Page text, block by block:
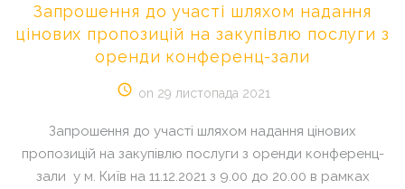
Запрошення до участі шляхом надання
цінових пропозицій на закупівлю послуги з
оренди конференц-зали
on 29 листопада 2021
Запрошення до участі шляхом надання цінових
пропозицій на закупівлю послуги з оренди конференц-
зали у м. Київ на 11.12.2021 з 9.00 до 20.00 в рамках